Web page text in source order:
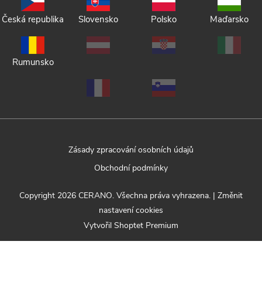
Česká republika Slovensko Polsko Maďarsko
Rumunsko
Zásady zpracování osobních údajů
Obchodní podmínky
Vytvořil Shoptet Premium
Copyright 2026 CERANO. Všechna práva vyhrazena. | Změnit
nastavení cookies